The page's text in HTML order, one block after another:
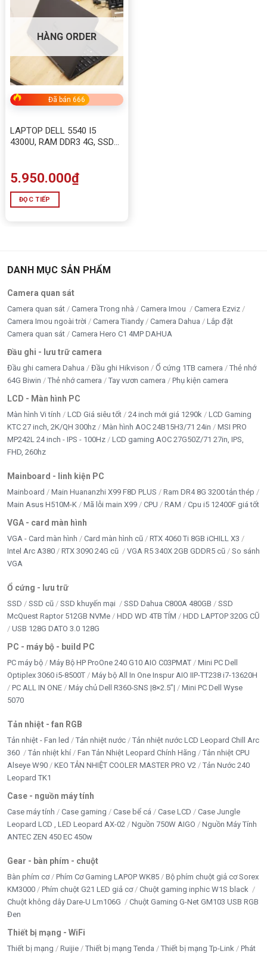
HÀNG ORDER
Đã bán 666
LAPTOP DELL 5540 I5
4300U, RAM DDR3 4G, SSD
5.950.000₫
ĐỌC TIẾP
DANH MỤC SẢN PHẨM
Camera quan sát
Camera quan sát Camera Trong nhà Camera Imou
Camera Ezviz
Camera Imou ngoài trời
Camera Tiandy Camera Dahua
Lắp đặt
Camera quan sát
Camera Hero C1 4MP DAHUA
Đầu ghi - lưu trữ camera
Đầu ghi camera Dahua Đầu ghi Hikvison Ổ cứng 1TB camera
Thẻ nhớ
64G Biwin
Thẻ nhớ camera Tay vươn camera Phụ kiện camera
LCD - Màn hình PC
Màn hình Vi tính LCD Giá siêu tốt 24 inch mới giá 1290k
LCD Gaming
KTC 27 inch, 2K/QH 300hz
Màn hình AOC 24B15H3/71 24in
MSI PRO
MP242L 24 inch - IPS - 100Hz
LCD gaming AOC 27G50Z/71 27in, IPS,
FHD, 260hz
Mainboard - linh kiện PC
Mainboard Main Huananzhi X99 F8D PLUS
Ram DR4 8G 3200 tản thép
Main Asus H510M-K
Mã lỗi main X99 CPU RAM Cpu i5 12400F giá tốt
VGA - card màn hình
VGA - Card màn hình Card màn hình cũ
RTX 4060 Ti 8GB iCHILL X3
Intel Arc A380
RTX 3090 24G cũ VGA R5 340X 2GB GDDR5 cũ
So sánh
VGA
Ổ cứng - lưu trữ
SSD SSD cũ SSD khuyến mại SSD Dahua C800A 480GB
SSD
McQuest Raptor 512GB NVMe
HDD WD 4TB TÍM
HDD LAPTOP 320G CŨ
USB 128G DATO 3.0 128G
PC - máy bộ - build PC
PC máy bộ Máy Bộ HP ProOne 240 G10 AIO C03PMAT
Mini PC Dell
Optiplex 3060 i5-8500T
Máy bộ All In One Inspur AIO IIP-TT238 i7-13620H
PC ALL IN ONE
Máy chủ Dell R360-SNS |8×2.5”|
Mini PC Dell Wyse
5070
Tản nhiệt - fan RGB
Tản nhiệt - Fan led Tản nhiệt nước
Tản nhiệt nước LCD Leopard Chill Arc
360
Tản nhiệt khí Fan Tản Nhiệt Leopard Chính Hãng
Tản nhiệt CPU
Alseye W90
KEO TẢN NHIỆT COOLER MASTER PRO V2
Tản Nước 240
Leopard TK1
Case - nguồn máy tính
Case máy tính Case gaming Case bể cá Case LCD
Case Jungle
Leopard LCD , LED Leopard AX-02
Nguồn 750W AIGO
Nguồn Máy Tính
ANTEC ZEN 450 EC 450w
Gear - bàn phím - chuột
Bàn phím cơ Phím Cơ Gaming LAPOP WK85
Bộ phím chuột giả cơ Sorex
KM3000
Phím chuột G21 LED giả cơ
Chuột gaming inphic W1S black
Chuột không dây Dare-U Lm106G
Chuột Gaming G-Net GM103 USB RGB
Đen
Thiết bị mạng - WiFi
Thiết bị mạng Ruijie Thiết bị mạng Tenda Thiết bị mạng Tp-Link
Phát